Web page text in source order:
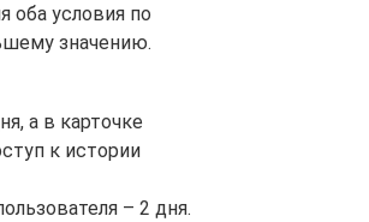
оба условия по
значению.
а в карточке
к истории
– 2 дня.